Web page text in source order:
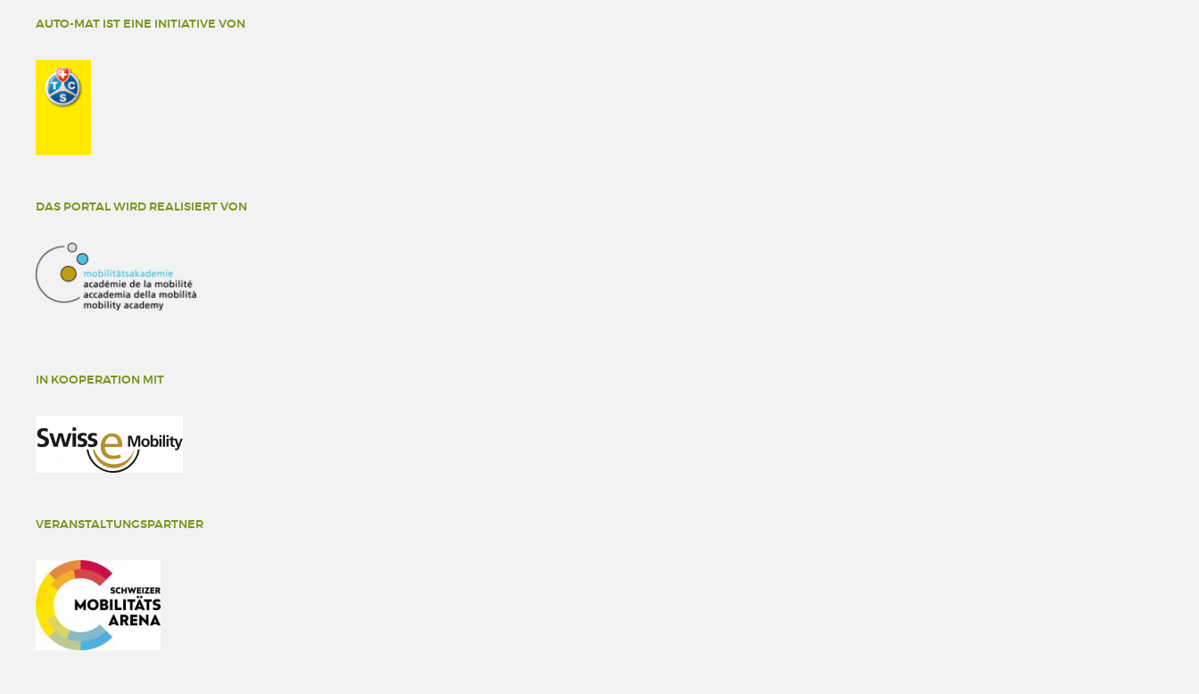
AUTO-MAT IST EINE INITIATIVE VON
DAS PORTAL WIRD REALISIERT VON
IN KOOPERATION MIT
VERANSTALTUNGSPARTNER